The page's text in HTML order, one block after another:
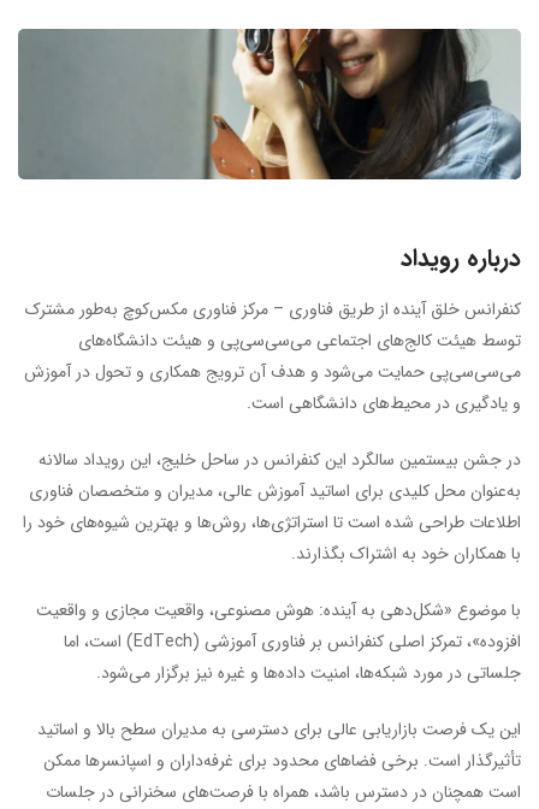
درباره رویداد
کنفرانس خلق آینده از طریق فناوری – مرکز فناوری مکس‌کوچ به‌طور مشترک
توسط هیئت کالج‌های اجتماعی می‌سی‌سی‌پی و هیئت دانشگاه‌های
می‌سی‌سی‌پی حمایت می‌شود و هدف آن ترویج همکاری و تحول در آموزش
و یادگیری در محیط‌های دانشگاهی است.
در جشن بیستمین سالگرد این کنفرانس در ساحل خلیج، این رویداد سالانه
به‌عنوان محل کلیدی برای اساتید آموزش عالی، مدیران و متخصصان فناوری
اطلاعات طراحی شده است تا استراتژی‌ها، روش‌ها و بهترین شیوه‌های خود را
با همکاران خود به اشتراک بگذارند.
با موضوع «شکل‌دهی به آینده: هوش مصنوعی، واقعیت مجازی و واقعیت
افزوده»، تمرکز اصلی کنفرانس بر فناوری آموزشی (EdTech) است، اما
جلساتی در مورد شبکه‌ها، امنیت داده‌ها و غیره نیز برگزار می‌شود.
این یک فرصت بازاریابی عالی برای دسترسی به مدیران سطح بالا و اساتید
تأثیرگذار است. برخی فضاهای محدود برای غرفه‌داران و اسپانسرها ممکن
است همچنان در دسترس باشد، همراه با فرصت‌های سخنرانی در جلسات